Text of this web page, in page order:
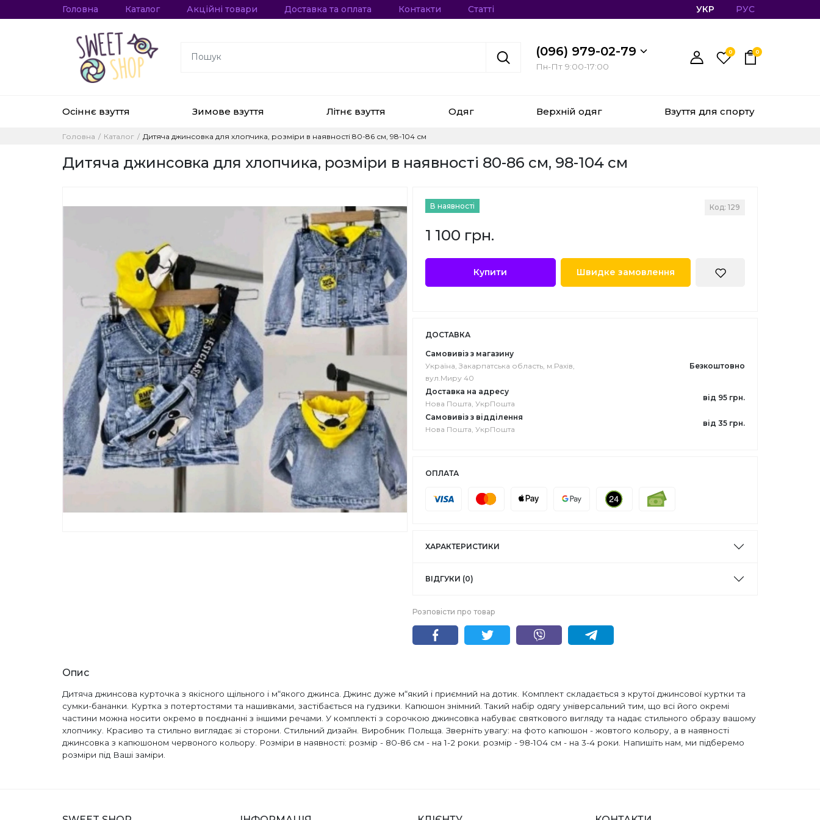
Головна Каталог Акційні товари Доставка та оплата Контакти Статті УКР РУС
(096) 979-02-79
Пн-Пт 9:00-17:00
0 0
Осіннє взуття Зимове взуття Літнє взуття Одяг Верхній одяг Взуття для спорту
Головна Каталог Дитяча джинсовка для хлопчика, розміри в наявності 80-86 см, 98-104 см
Дитяча джинсовка для хлопчика, розміри в наявності 80-86 см, 98-104 см
В наявності Код: 129
1 100 грн.
Купити Швидке замовлення
ДОСТАВКА
Самовивіз з магазину
Україна, Закарпатська область, м.Рахів,
вул.Миру 40
Безкоштовно
Доставка на адресу
Нова Пошта, УкрПошта
від 95 грн.
Самовивіз з відділення
Нова Пошта, УкрПошта
від 35 грн.
ОПЛАТА
ХАРАКТЕРИСТИКИ
ВІДГУКИ (0)
Розповісти про товар
Опис
Дитяча джинсова курточка з якісного щільного і м“якого джинса. Джинс дуже м“який і приємний на дотик. Комплект складається з крутої джинсової куртки та
сумки-бананки. Куртка з потертостями та нашивками, застібається на гудзики. Капюшон знімний. Такий набір одягу універсальний тим, що всі його окремі
частини можна носити окремо в поєднанні з іншими речами. У комплекті з сорочкою джинсовка набуває святкового вигляду та надає стильного образу вашому
хлопчику. Красиво та стильно виглядає зі сторони. Стильний дизайн. Виробник Польща. Зверніть увагу: на фото капюшон - жовтого кольору, а в наявності
джинсовка з капюшоном червоного кольору. Розміри в наявності: розмір - 80-86 см - на 1-2 роки. розмір - 98-104 см - на 3-4 роки. Напишіть нам, ми підберемо
розміри під Ваші заміри.